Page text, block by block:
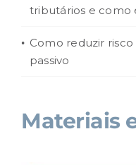
tributários e como
Como reduzir
passivo
Materiais